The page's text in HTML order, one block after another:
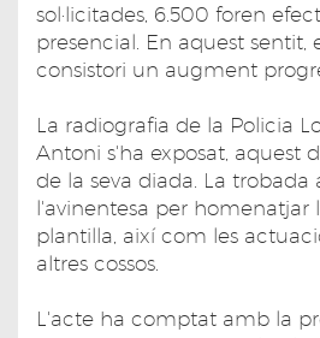
sol·licitades, 6.500 foren
presencial. En aquest sentit,
consistori un augment
La radiografia de la Policia
Antoni s'ha exposat, aquest
de la seva diada. La
l'avinentesa per homenatjar
plantilla, així com les
altres cossos.
L'acte ha comptat amb la